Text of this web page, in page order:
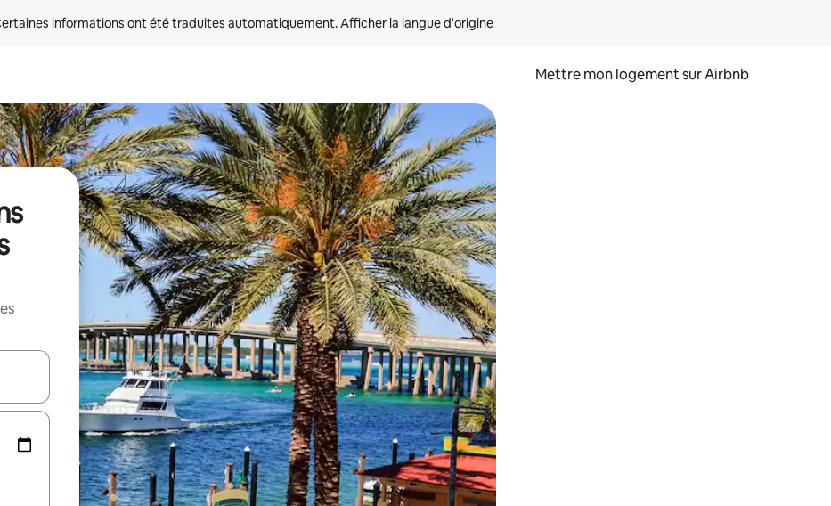
informations ont été traduites automatiquement. Afficher la langue d'origine
Mettre mon logement sur Airbnb
vers le haut et vers le bas pour les parcourir ou en appuyant et en faisant glisser.